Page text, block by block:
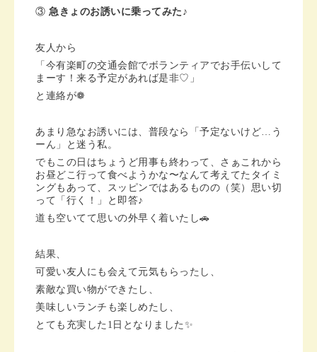
③ 急きょのお誘いに乗ってみた♪
友人から
「今有楽町の交通会館でボランティアでお手伝いして
まーす！来る予定があれば是非♡」
と連絡が❁︎
あまり急なお誘いには、普段なら「予定ないけど…う
ーん」と迷う私。
でもこの日はちょうど用事も終わって、さぁこれから
お昼どこ行って食べようかな〜なんて考えてたタイミ
ングもあって、スッピンではあるものの（笑）思い切
って「行く！」と即答♪
道も空いてて思いの外早く着いたし🚗
結果、
可愛い友人にも会えて元気もらったし、
素敵な買い物ができたし、
美味しいランチも楽しめたし、
とても充実した1日となりました✨